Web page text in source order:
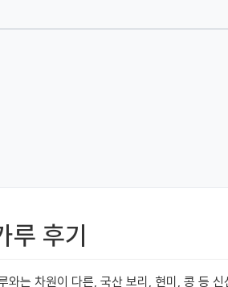
후기
는 차원이 다른, 국산 보리, 현미, 콩 등